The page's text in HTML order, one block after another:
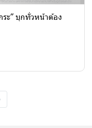
ระ” บุกทั่วหน้าต้อง